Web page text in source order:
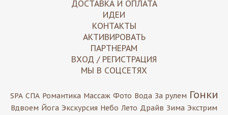
ДОСТАВКА И ОПЛАТА
ИДЕИ
КОНТАКТЫ
АКТИВИРОВАТЬ
ПАРТНЕРАМ
ВХОД / РЕГИСТРАЦИЯ
МЫ В СОЦСЕТЯХ
SPA СПА Романтика Массаж Фото Вода За рулем Гонки
Вдвоем Йога Экскурсия Небо Лето Драйв Зима Экстрим